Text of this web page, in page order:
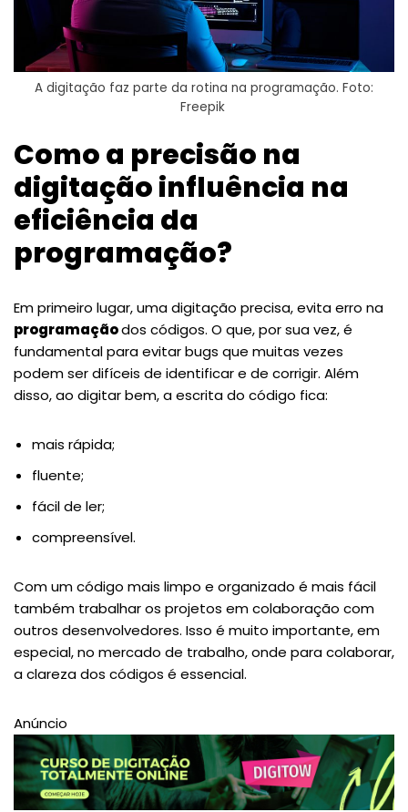
A digitação faz parte da rotina na programação. Foto:
Freepik
Como a precisão na
digitação influência na
eficiência da
programação?
Em primeiro lugar, uma digitação precisa, evita erro na
programaçãodos códigos. O que, por sua vez, é
fundamental para evitar bugs que muitas vezes
podem ser difíceis de identificar e de corrigir. Além
disso, ao digitar bem, a escrita do código fica:
mais rápida;
fluente;
fácil de ler;
compreensível.
Com um código mais limpo e organizado é mais fácil
também trabalhar os projetos em colaboração com
outros desenvolvedores. Isso é muito importante, em
especial, no mercado de trabalho, onde para colaborar,
a clareza dos códigos é essencial.
Anúncio